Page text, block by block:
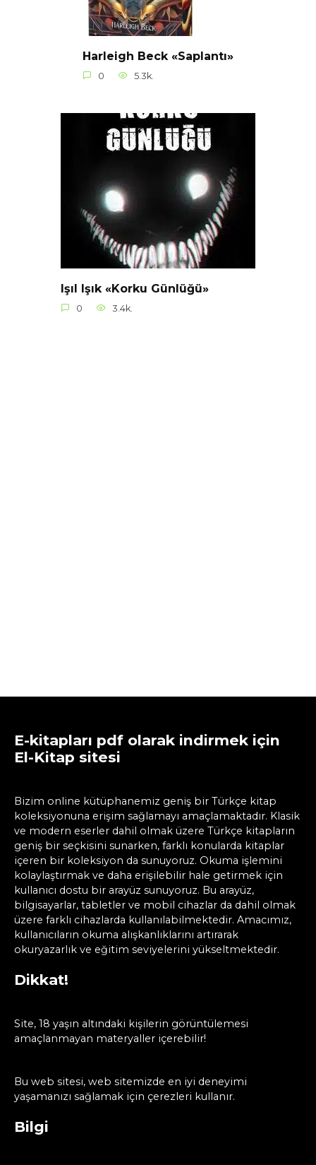
Harleigh Beck «Saplantı»
0 5.3k.
Işıl Işık «Korku Günlüğü»
0 3.4k.
E-kitapları pdf olarak indirmek için
El-Kitap sitesi
Bizim online kütüphanemiz geniş bir Türkçe kitap
koleksiyonuna erişim sağlamayı amaçlamaktadır. Klasik
ve modern eserler dahil olmak üzere Türkçe kitapların
geniş bir seçkisini sunarken, farklı konularda kitaplar
içeren bir koleksiyon da sunuyoruz. Okuma işlemini
kolaylaştırmak ve daha erişilebilir hale getirmek için
kullanıcı dostu bir arayüz sunuyoruz. Bu arayüz,
bilgisayarlar, tabletler ve mobil cihazlar da dahil olmak
üzere farklı cihazlarda kullanılabilmektedir. Amacımız,
kullanıcıların okuma alışkanlıklarını artırarak
okuryazarlık ve eğitim seviyelerini yükseltmektedir.
Dikkat!
Site, 18 yaşın altındaki kişilerin görüntülemesi
amaçlanmayan materyaller içerebilir!
Bu web sitesi, web sitemizde en iyi deneyimi
yaşamanızı sağlamak için çerezleri kullanır.
Bilgi